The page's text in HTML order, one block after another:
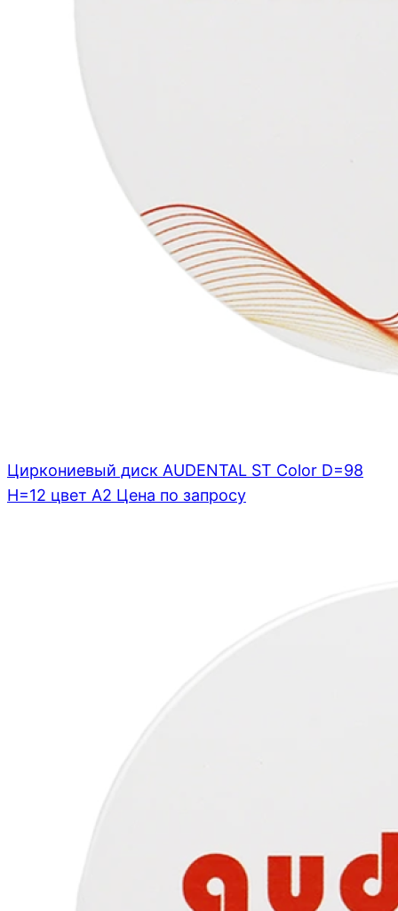
Циркониевый диск AUDENTAL ST Color D=98
H=12 цвет A2 Цена по запросу